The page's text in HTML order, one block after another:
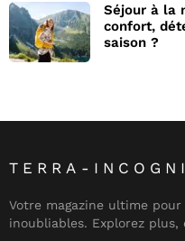
Séjour à la
confort,
saison ?
TERRA-
Votre magazine ultime
inoubliables. Explorez plus,